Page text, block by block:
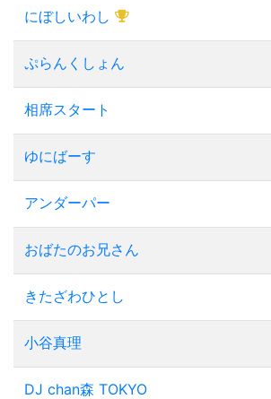
にぼしいわし
ぷらんくしょん
相席スタート
ゆにばーす
アンダーパー
おばたのお兄さん
きたざわひとし
小谷真理
DJ chan森 TOKYO